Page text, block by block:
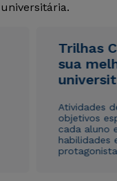
Trilhas
sua
Atividades
objetivos
cada aluno
habilidades